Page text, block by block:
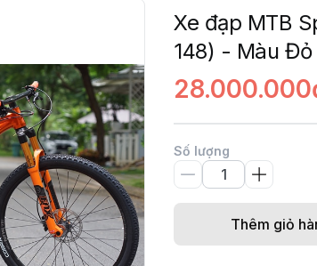
Xe đạp MTB
148) - Màu
Số lượng
Thêm giỏ